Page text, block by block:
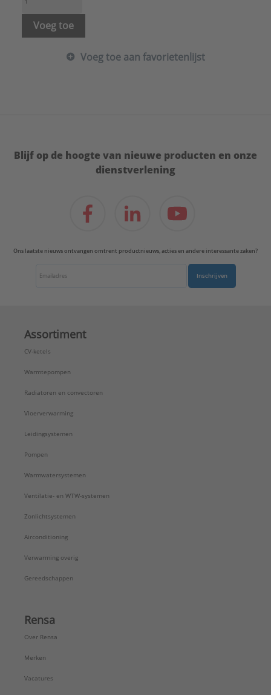
Voeg toe
Voeg toe aan favorietenlijst
Blijf op de hoogte van nieuwe producten en onze
dienstverlening
Ons laatste nieuws ontvangen omtrent productnieuws, acties en andere interessante zaken?
Inschrijven
Assortiment
CV-ketels
Warmtepompen
Radiatoren en convectoren
Vloerverwarming
Leidingsystemen
Pompen
Warmwatersystemen
Ventilatie- en WTW-systemen
Zonlichtsystemen
Airconditioning
Verwarming overig
Gereedschappen
Rensa
Over Rensa
Merken
Vacatures